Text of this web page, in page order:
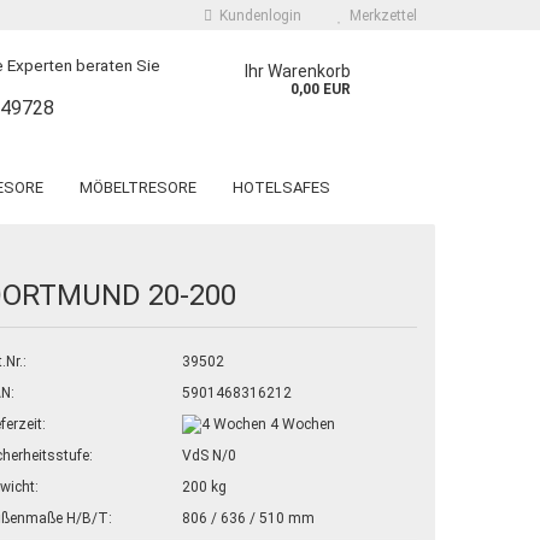
Kundenlogin
erstellen
vergessen?
Merkzettel
Experten beraten Sie
Ihr Warenkorb
0,00 EUR
GALLEN WF LIGHT
GALLEN WF
GALLEN WF MAX
RADEBEUL
LUGANO
MÖBELTRESORE
HOTELSAFES
20-200
39502
5901468316212
4 Wochen
VdS N/0
200 kg
H/B/T:
806 / 636 / 510 mm